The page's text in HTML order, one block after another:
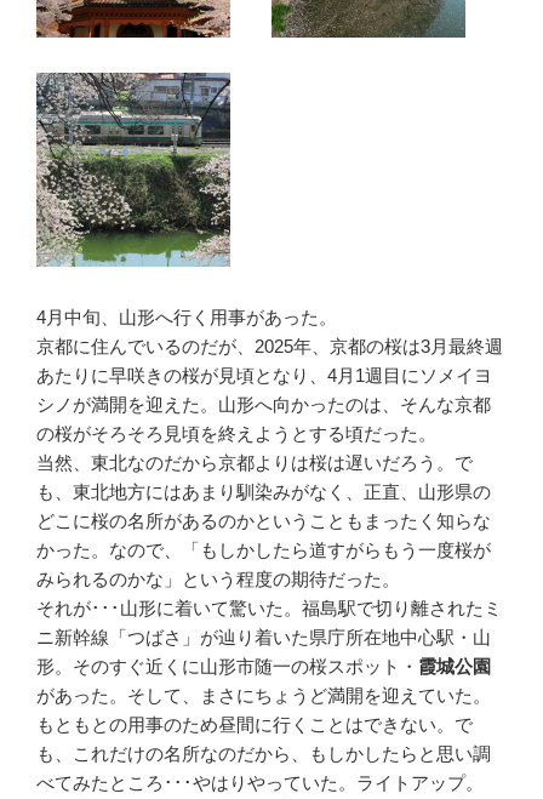
4月中旬、山形へ行く用事があった。
京都に住んでいるのだが、2025年、京都の桜は3月最終週
あたりに早咲きの桜が見頃となり、4月1週目にソメイヨ
シノが満開を迎えた。山形へ向かったのは、そんな京都
の桜がそろそろ見頃を終えようとする頃だった。
当然、東北なのだから京都よりは桜は遅いだろう。で
も、東北地方にはあまり馴染みがなく、正直、山形県の
どこに桜の名所があるのかということもまったく知らな
かった。なので、「もしかしたら道すがらもう一度桜が
みられるのかな」という程度の期待だった。
それが･･･山形に着いて驚いた。福島駅で切り離されたミ
ニ新幹線「つばさ」が辿り着いた県庁所在地中心駅・山
形。そのすぐ近くに山形市随一の桜スポット・ 霞城公園
があった。そして、まさにちょうど満開を迎えていた。
もともとの用事のため昼間に行くことはできない。で
も、これだけの名所なのだから、もしかしたらと思い調
べてみたところ･･･やはりやっていた。ライトアップ。